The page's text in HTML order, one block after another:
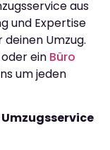
aus
und Expertise
Umzug.
ein Büro
um jeden